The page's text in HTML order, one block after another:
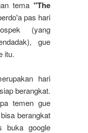
tema "The
pas hari
(yang
gue
itu.
hari
berangkat.
temen gue
berangkat
buka google